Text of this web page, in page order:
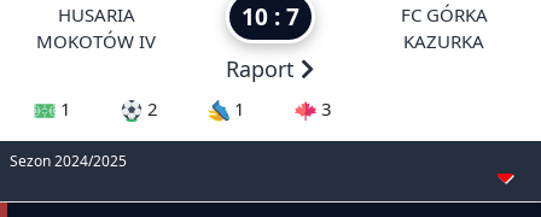
HUSARIA
MOKOTÓW IV
10 : 7
Raport
FC GÓRKA
KAZURKA
1 2 1 3
Sezon 2024/2025